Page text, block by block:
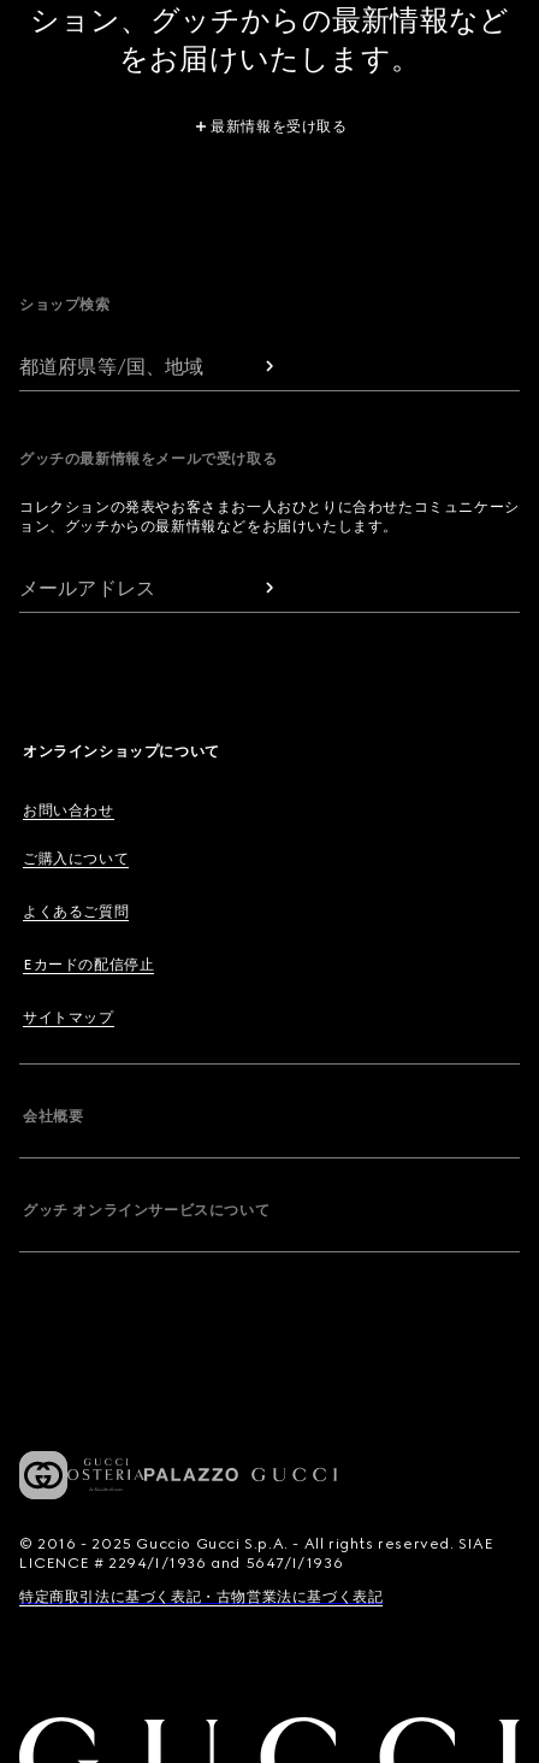
ション、グッチからの最新情報など
をお届けいたします。
最新情報を受け取る
ショップ検索
都道府県等/国、地域
グッチの最新情報をメールで受け取る
コレクションの発表やお客さまお一人おひとりに合わせたコミュニケーシ
ョン、グッチからの最新情報などをお届けいたします。
メールアドレス
オンラインショップについて
お問い合わせ
ご購入について
よくあるご質問
Eカードの配信停止
サイトマップ
会社概要
グッチ オンラインサービスについて
© 2016 - 2025 Guccio Gucci S.p.A. - All rights reserved. SIAE
LICENCE # 2294/I/1936 and 5647/I/1936
特定商取引法に基づく表記・古物営業法に基づく表記